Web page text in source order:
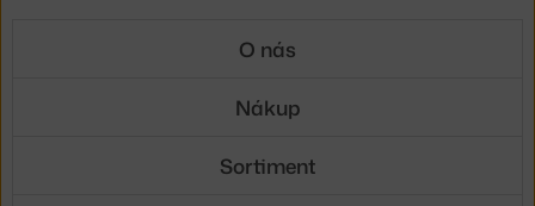
O nás
Nákup
Sortiment